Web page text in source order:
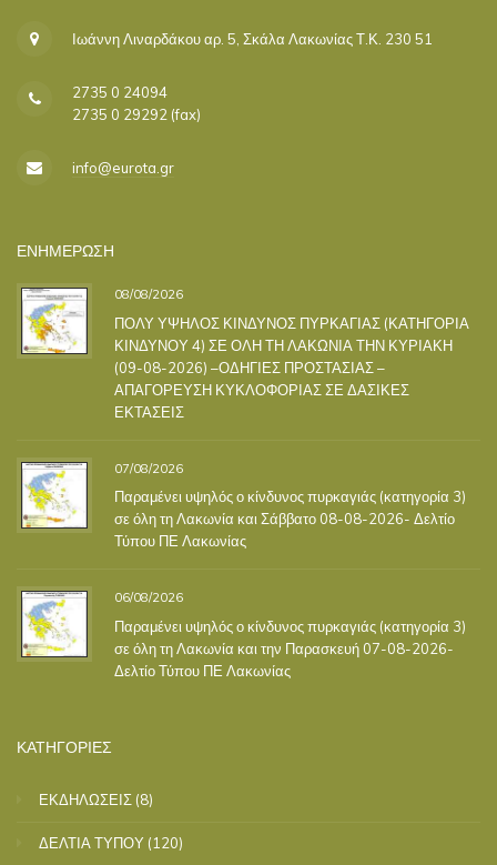
Ιωάννη Λιναρδάκου αρ. 5, Σκάλα Λακωνίας Τ.Κ. 230 51
2735 0 24094
2735 0 29292 (fax)
info@eurota.gr
ΕΝΗΜΕΡΩΣΗ
08/08/2026
ΠΟΛΥ ΥΨΗΛΟΣ ΚΙΝΔΥΝΟΣ ΠΥΡΚΑΓΙΑΣ (ΚΑΤΗΓΟΡΙΑ
ΚΙΝΔΥΝΟΥ 4) ΣΕ ΟΛΗ ΤΗ ΛΑΚΩΝΙΑ ΤΗΝ ΚΥΡΙΑΚΗ
(09-08-2026) –ΟΔΗΓΙΕΣ ΠΡΟΣΤΑΣΙΑΣ –
ΑΠΑΓΟΡΕΥΣΗ ΚΥΚΛΟΦΟΡΙΑΣ ΣΕ ΔΑΣΙΚΕΣ
ΕΚΤΑΣΕΙΣ
07/08/2026
Παραμένει υψηλός ο κίνδυνος πυρκαγιάς (κατηγορία 3)
σε όλη τη Λακωνία και Σάββατο 08-08-2026- Δελτίο
Τύπου ΠΕ Λακωνίας
06/08/2026
Παραμένει υψηλός ο κίνδυνος πυρκαγιάς (κατηγορία 3)
σε όλη τη Λακωνία και την Παρασκευή 07-08-2026-
Δελτίο Τύπου ΠΕ Λακωνίας
ΚΑΤΗΓΟΡΙΕΣ
ΕΚΔΗΛΩΣΕΙΣ (8)
ΔΕΛΤΙΑ ΤΥΠΟΥ (120)